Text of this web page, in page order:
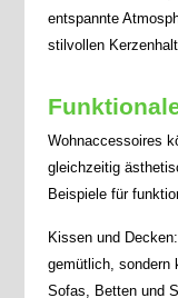
entspannte
stilvollen
Wohnaccessoires
gleichzeitig
Beispiele für
Kissen und
gemütlich, sondern
Sofas, Betten und